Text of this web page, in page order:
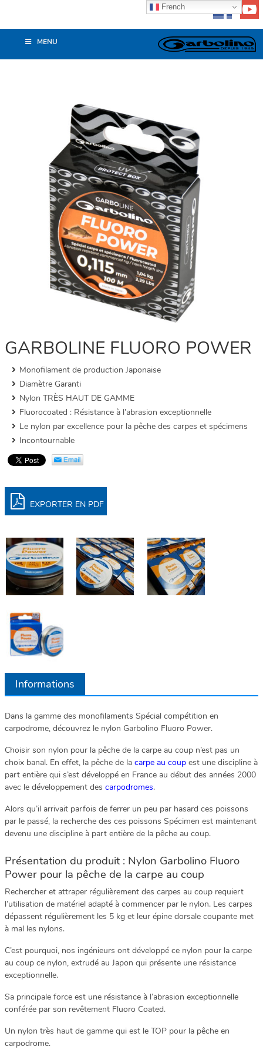
MENU
GARBOLINE FLUORO POWER
Monofilament de production Japonaise
Diamètre Garanti
Nylon TRÈS HAUT DE GAMME
Fluorocoated : Résistance à l’abrasion exceptionnelle
Le nylon par excellence pour la pêche des carpes et spécimens
Incontournable
EXPORTER EN PDF
Informations
Dans la gamme des monofilaments Spécial compétition en
carpodrome, découvrez le nylon Garbolino Fluoro Power.
Choisir son nylon pour la pêche de la carpe au coup n’est pas un
choix banal. En effet, la pêche de la carpe au coup est une discipline à
part entière qui s’est développé en France au début des années 2000
avec le développement des carpodromes.
Alors qu’il arrivait parfois de ferrer un peu par hasard ces poissons
par le passé, la recherche des ces poissons Spécimen est maintenant
devenu une discipline à part entière de la pêche au coup.
Présentation du produit : Nylon Garbolino Fluoro
Power pour la pêche de la carpe au coup
Rechercher et attraper régulièrement des carpes au coup requiert
l’utilisation de matériel adapté à commencer par le nylon. Les carpes
dépassent régulièrement les 5 kg et leur épine dorsale coupante met
à mal les nylons.
C’est pourquoi, nos ingénieurs ont développé ce nylon pour la carpe
au coup ce nylon, extrudé au Japon qui présente une résistance
exceptionnelle.
Sa principale force est une résistance à l’abrasion exceptionnelle
conférée par son revêtement Fluoro Coated.
Un nylon très haut de gamme qui est le TOP pour la pêche en
carpodrome.
French